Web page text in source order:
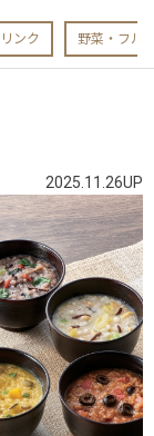
ンク 野菜・フル
2025.11.26UP